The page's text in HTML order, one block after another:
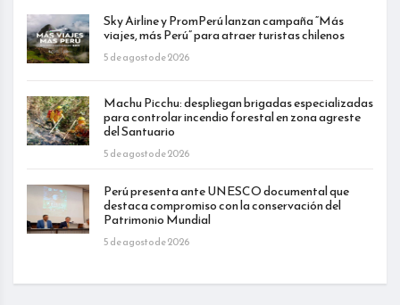
Sky Airline y PromPerú lanzan campaña “Más
viajes, más Perú” para atraer turistas chilenos
5 de agosto de 2026
Machu Picchu: despliegan brigadas especializadas
para controlar incendio forestal en zona agreste
del Santuario
5 de agosto de 2026
Perú presenta ante UNESCO documental que
destaca compromiso con la conservación del
Patrimonio Mundial
5 de agosto de 2026